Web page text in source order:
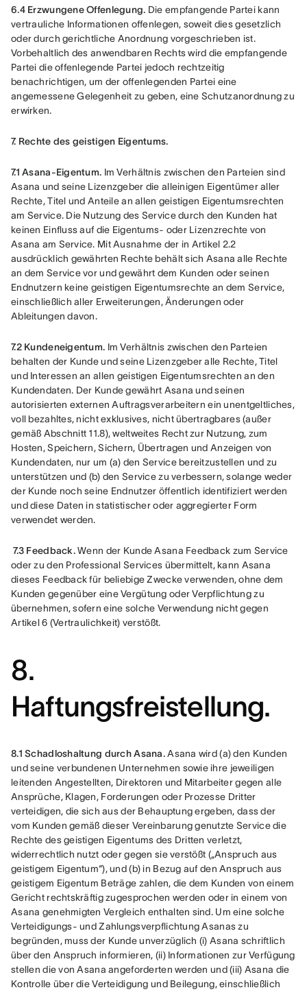
6.4 Erzwungene Offenlegung. Die empfangende Partei kann
vertrauliche Informationen offenlegen, soweit dies gesetzlich
oder durch gerichtliche Anordnung vorgeschrieben ist.
Vorbehaltlich des anwendbaren Rechts wird die empfangende
Partei die offenlegende Partei jedoch rechtzeitig
benachrichtigen, um der offenlegenden Partei eine
angemessene Gelegenheit zu geben, eine Schutzanordnung zu
erwirken.
7. Rechte des geistigen Eigentums.
7.1 Asana-Eigentum. Im Verhältnis zwischen den Parteien sind
Asana und seine Lizenzgeber die alleinigen Eigentümer aller
Rechte, Titel und Anteile an allen geistigen Eigentumsrechten
am Service. Die Nutzung des Service durch den Kunden hat
keinen Einfluss auf die Eigentums- oder Lizenzrechte von
Asana am Service. Mit Ausnahme der in Artikel 2.2
ausdrücklich gewährten Rechte behält sich Asana alle Rechte
an dem Service vor und gewährt dem Kunden oder seinen
Endnutzern keine geistigen Eigentumsrechte an dem Service,
einschließlich aller Erweiterungen, Änderungen oder
Ableitungen davon.
7.2 Kundeneigentum. Im Verhältnis zwischen den Parteien
behalten der Kunde und seine Lizenzgeber alle Rechte, Titel
und Interessen an allen geistigen Eigentumsrechten an den
Kundendaten. Der Kunde gewährt Asana und seinen
autorisierten externen Auftragsverarbeitern ein unentgeltliches,
voll bezahltes, nicht exklusives, nicht übertragbares (außer
gemäß Abschnitt 11.8), weltweites Recht zur Nutzung, zum
Hosten, Speichern, Sichern, Übertragen und Anzeigen von
Kundendaten, nur um (a) den Service bereitzustellen und zu
unterstützen und (b) den Service zu verbessern, solange weder
der Kunde noch seine Endnutzer öffentlich identifiziert werden
und diese Daten in statistischer oder aggregierter Form
verwendet werden.
7.3 Feedback. Wenn der Kunde Asana Feedback zum Service
oder zu den Professional Services übermittelt, kann Asana
dieses Feedback für beliebige Zwecke verwenden, ohne dem
Kunden gegenüber eine Vergütung oder Verpflichtung zu
übernehmen, sofern eine solche Verwendung nicht gegen
Artikel 6 (Vertraulichkeit) verstößt.
8.
Haftungsfreistellung.
8.1 Schadloshaltung durch Asana. Asana wird (a) den Kunden
und seine verbundenen Unternehmen sowie ihre jeweiligen
leitenden Angestellten, Direktoren und Mitarbeiter gegen alle
Ansprüche, Klagen, Forderungen oder Prozesse Dritter
verteidigen, die sich aus der Behauptung ergeben, dass der
vom Kunden gemäß dieser Vereinbarung genutzte Service die
Rechte des geistigen Eigentums des Dritten verletzt,
widerrechtlich nutzt oder gegen sie verstößt („Anspruch aus
geistigem Eigentum“), und (b) in Bezug auf den Anspruch aus
geistigem Eigentum Beträge zahlen, die dem Kunden von einem
Gericht rechtskräftig zugesprochen werden oder in einem von
Asana genehmigten Vergleich enthalten sind. Um eine solche
Verteidigungs- und Zahlungsverpflichtung Asanas zu
begründen, muss der Kunde unverzüglich (i) Asana schriftlich
über den Anspruch informieren, (ii) Informationen zur Verfügung
stellen die von Asana angeforderten werden und (iii) Asana die
Kontrolle über die Verteidigung und Beilegung, einschließlich